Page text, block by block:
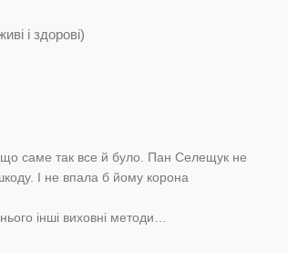
і здорові)
саме так все й було. Пан Селещук не
І не впала б йому корона
інші виховні методи…